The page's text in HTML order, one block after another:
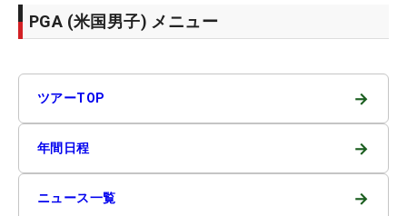
PGA (米国男子) メニュー
ツアーTOP →
年間日程 →
ニュース一覧 →